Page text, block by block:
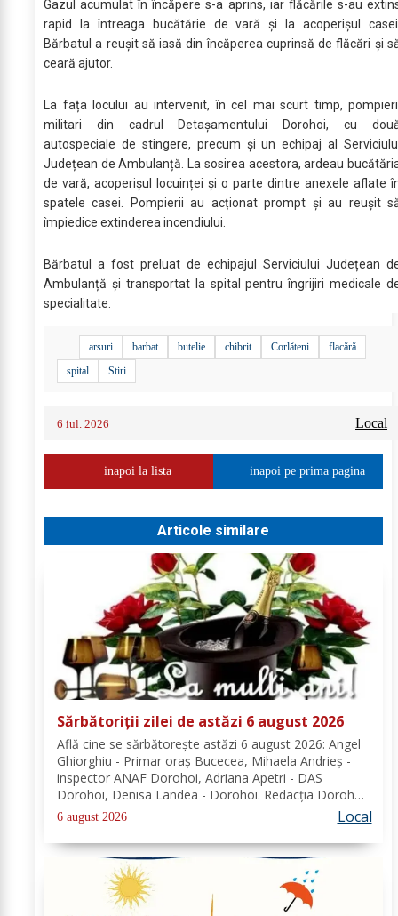
Gazul acumulat în încăpere s-a aprins, iar flăcările s-au
rapid la întreaga bucătărie de vară și la acoperișul
Bărbatul a reușit să iasă din încăperea cuprinsă de flăcări și
ceară ajutor.
La fața locului au intervenit, în cel mai scurt timp,
militari din cadrul Detașamentului Dorohoi, cu
autospeciale de stingere, precum și un echipaj al
Județean de Ambulanță. La sosirea acestora, ardeau
de vară, acoperișul locuinței și o parte dintre anexele aflate
spatele casei. Pompierii au acționat prompt și au reușit
împiedice extinderea incendiului.
Bărbatul a fost preluat de echipajul Serviciului Județean
Ambulanță și transportat la spital pentru îngrijiri medicale
specialitate.
arsuri barbat butelie chibrit Corlăteni
flacără
spital
Stiri
6 iul. 2026 Local
inapoi la lista inapoi pe prima pagina
Articole similare
Sărbătoriții zilei de astăzi 6 august 2026
Află cine se sărbătoreşte astăzi 6 august 2026: Angel
Ghiorghiu - Primar oraș Bucecea, Mihaela Andrieș -
inspector ANAF Dorohoi, Adriana Apetri - DAS
Dorohoi, Denisa Landea - Dorohoi. Redacția Dorohoi
News urează tuturor La mulți ani! Completează lista
sărbătoriților din Dorohoi, la...
6 august 2026 Local